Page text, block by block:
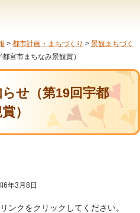
> 都市計画・まちづくり > 景観まちづく
宮市まちなみ景観賞）
せ（第19回宇都
）
年3月8日
ンクをクリックしてください。